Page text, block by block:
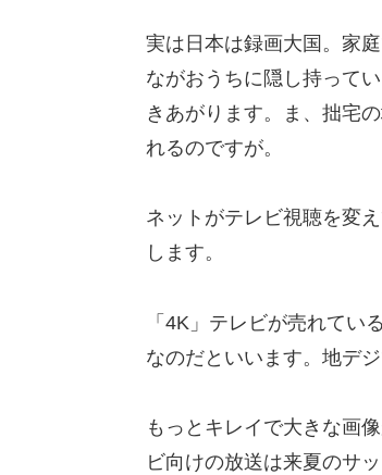
実は日本は録画大国。家
ながおうちに隠し持って
きあがります。ま、拙宅
れるのですが。
ネットがテレビ視聴を変
します。
「4K」テレビが売れてい
なのだといいます。地デ
もっとキレイで大きな画
ビ向けの放送は来夏のサ